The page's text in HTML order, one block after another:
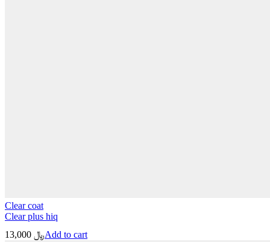
Clear coat
Clear plus hiq
﷼Add to cart